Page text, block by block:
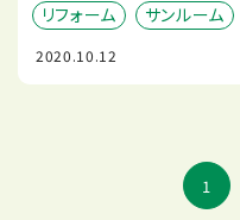
リフォーム サンルーム
2020.10.12
1